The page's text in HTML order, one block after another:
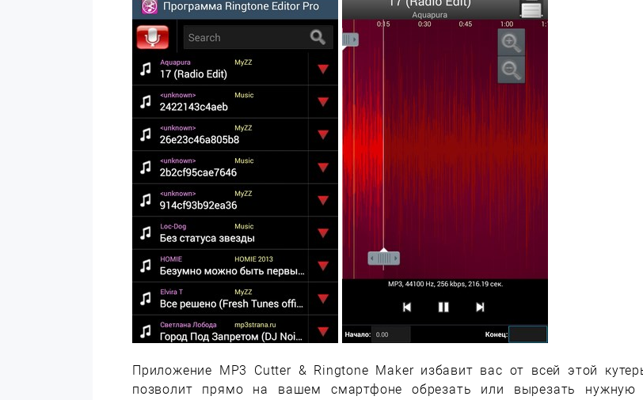
Приложение MP3 Cutter & Ringtone Maker избавит вас от всей этой
позволит прямо на вашем смартфоне обрезать или вырезать нужную